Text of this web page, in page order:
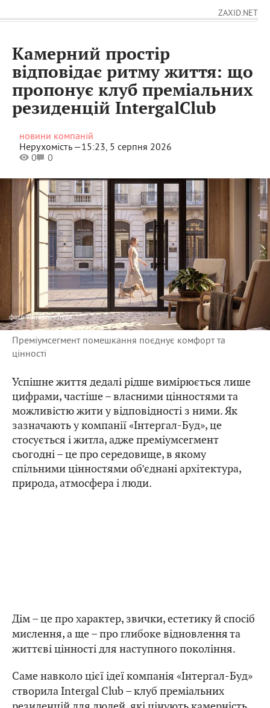
ZAXID.NET
Камерний простір
відповідає ритму життя: що
пропонує клуб преміальних
резиденцій ІntergalСlub
новини компаній
Нерухомість —15:23, 5 серпня 2026
0
0
фото«Інтергал-Буд»
Преміумсегмент помешкання поєднує комфорт та
цінності
Успішне життя дедалі рідше вимірюється лише
цифрами, частіше – власними цінностями та
можливістю жити у відповідності з ними. Як
зазначають у компанії «Інтергал-Буд», це
стосується і житла, адже преміумсегмент
сьогодні – це про середовище, в якому
спільними цінностями об’єднані архітектура,
природа, атмосфера і люди.
Дім – це про характер, звички, естетику й спосіб
мислення, а ще – про глибоке відновлення та
життєві цінності для наступного покоління.
Саме навколо цієї ідеї компанія «Інтергал-Буд»
створила Intergal Club – клуб преміальних